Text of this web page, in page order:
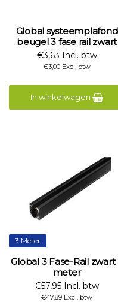
Global systeemplafond
beugel 3 fase rail zwart
€3,63 Incl. btw
€3,00 Excl. btw
In winkelwagen
3 Meter
Global 3 Fase-Rail zwart
meter
€57,95 Incl. btw
€47,89 Excl. btw